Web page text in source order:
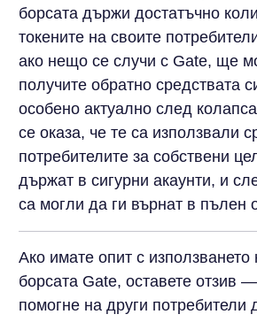
борсата държи достатъчно
токените на своите
ако нещо се случи с Gate, ще
получите обратно средствата
особено актуално след
се оказа, че те са използвали
потребителите за собствени
държат в сигурни акаунти, и
са могли да ги върнат в пълен
Ако имате опит с използването
борсата Gate, оставете отзив
помогне на други потребители